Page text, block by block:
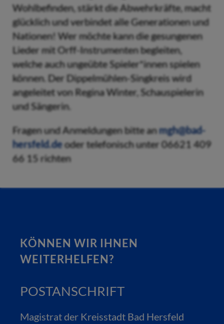
Wohlbefinden, stärkt die Abwehrkräfte, macht
glücklich und verbindet alle Generationen und
Nationen! Wer möchte kann die gesungenen
Lieder mit Orff-Instrumenten begleiten,
welche auch ungeübte Spieler*innen spielen
können. Der Dippelmühlen-Singkreis wird
angeleitet von Regina Winter, Schauspielerin
und Sängerin.
Fragen und Anmeldungen bitte anmgh@bad-
hersfeld.deoder telefonisch unter 06621 409
66 15 richten
KÖNNEN WIR IHNEN
WEITERHELFEN?
POSTANSCHRIFT
Magistrat der Kreisstadt Bad Hersfeld